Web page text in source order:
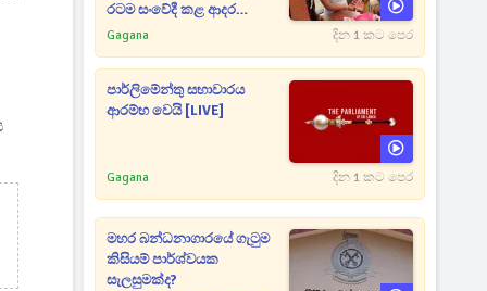
රටම සංවේදී කළ ආදර
අමරණීය මතකය
Gagana දින 1 කට පෙර
පාර්ලිමේන්තු සභාවාරය
ආරම්භ වෙයි [LIVE]
Gagana දින 1 කට පෙර
මහර බන්ධනාගාරයේ ගැටුම
කිසියම් පාර්ශ්වයක
සැලසුමක්ද?